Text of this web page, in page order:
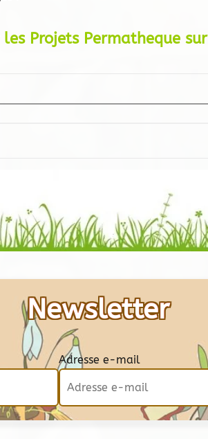
Projets Permatheque sur
Newsletter
Adresse e-mail